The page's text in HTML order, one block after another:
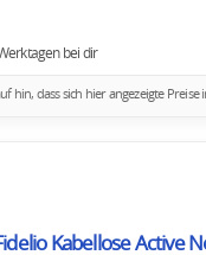
bei dir
hin, dass sich hier angezeigte
Kabellose Active